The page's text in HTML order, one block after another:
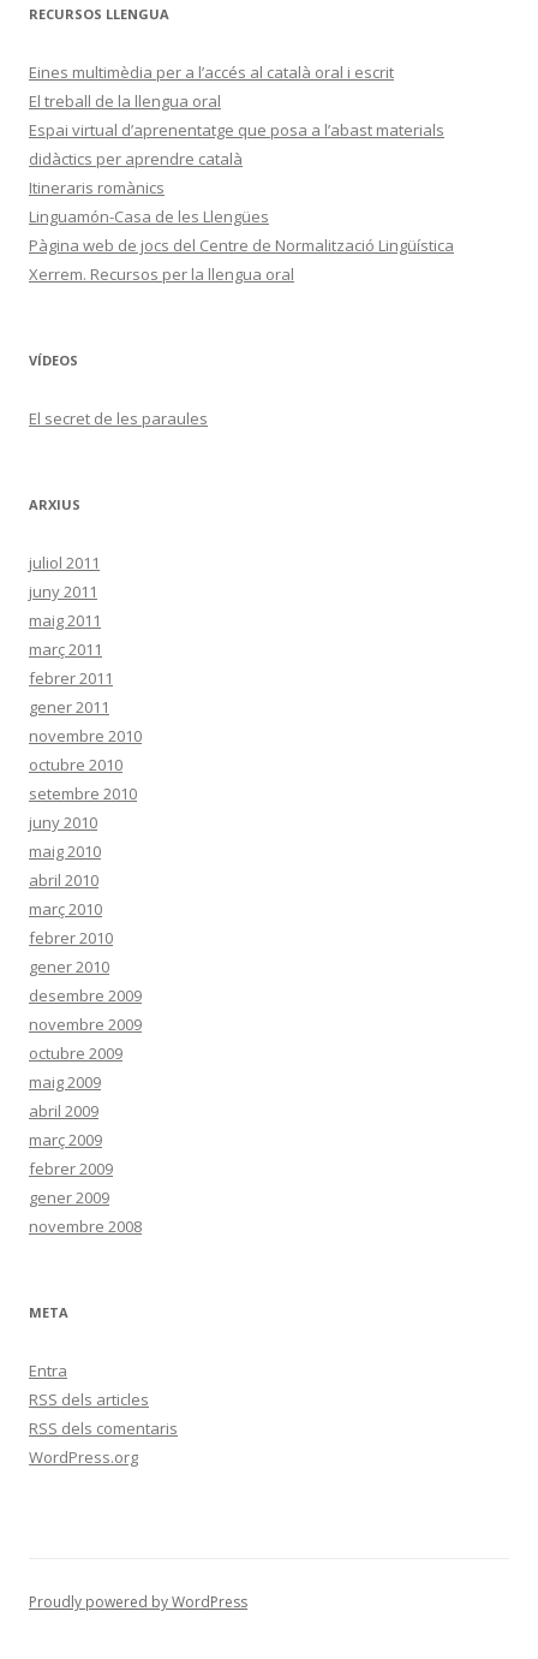
RECURSOS LLENGUA
Eines multimèdia per a l’accés al català oral i escrit
El treball de la llengua oral
Espai virtual d’aprenentatge que posa a l’abast materials
didàctics per aprendre català
Itineraris romànics
Linguamón-Casa de les Llengües
Pàgina web de jocs del Centre de Normalització Lingüística
Xerrem. Recursos per la llengua oral
VÍDEOS
El secret de les paraules
ARXIUS
juliol 2011
juny 2011
maig 2011
març 2011
febrer 2011
gener 2011
novembre 2010
octubre 2010
setembre 2010
juny 2010
maig 2010
abril 2010
març 2010
febrer 2010
gener 2010
desembre 2009
novembre 2009
octubre 2009
maig 2009
abril 2009
març 2009
febrer 2009
gener 2009
novembre 2008
META
Entra
RSS dels articles
RSS dels comentaris
WordPress.org
Proudly powered by WordPress